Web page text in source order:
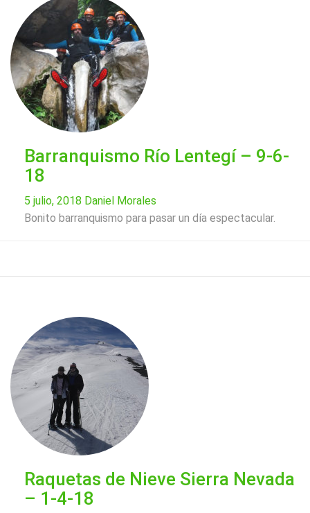
Barranquismo Río Lentegí – 9-6-
18
5 julio, 2018 Daniel Morales
Bonito barranquismo para pasar un día espectacular.
Raquetas de Nieve Sierra Nevada
– 1-4-18